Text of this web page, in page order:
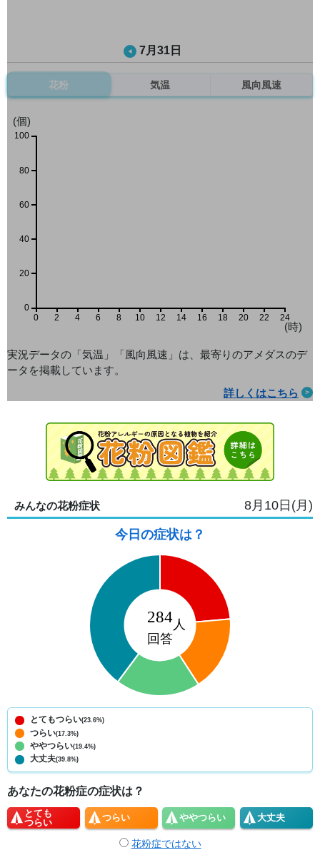
7月31日
花粉 気温 風向風速
0 2 4 6 8 10 12 14 16 18 20 22 24
(個)
(時)
0
20
40
60
80
100
実況データの「気温」「風向風速」は、最寄りのアメダスのデ
ータを掲載しています。
詳しくはこちら
みんなの花粉症状 8月10日(月)
今日の症状は？
とてもつらい(23.6%)
つらい(17.3%)
ややつらい(19.4%)
大丈夫(39.8%)
あなたの花粉症の症状は？
とても
つらい
つらい ややつらい 大丈夫
花粉症ではない